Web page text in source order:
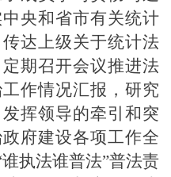
央和省市有关统计
达上级关于统计法
期召开会议推进法
作情况汇报，研究
挥领导的牵引和突
府建设各项工作全
谁执法谁普法”普法责